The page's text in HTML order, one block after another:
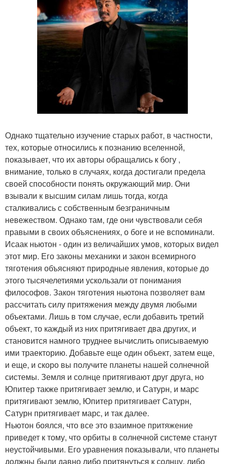
Однако тщательно изучение старых работ, в частности,
тех, которые относились к познанию вселенной,
показывает, что их авторы обращались к богу ,
внимание, только в случаях, когда достигали предела
своей способности понять окружающий мир. Они
взывали к высшим силам лишь тогда, когда
сталкивались с собственным безграничным
невежеством. Однако там, где они чувствовали себя
правыми в своих объяснениях, о боге и не вспоминали.
Исаак ньютон - один из величайших умов, которых видел
этот мир. Его законы механики и закон всемирного
тяготения объясняют природные явления, которые до
этого тысячелетиями ускользали от понимания
философов. Закон тяготения ньютона позволяет вам
рассчитать силу притяжения между двумя любыми
объектами. Лишь в том случае, если добавить третий
объект, то каждый из них притягивает два других, и
становится намного труднее вычислить описываемую
ими траекторию. Добавьте еще один объект, затем еще,
и еще, и скоро вы получите планеты нашей солнечной
системы. Земля и солнце притягивают друг друга, но
Юпитер также притягивает землю, и Сатурн, и марс
притягивают землю, Юпитер притягивает Сатурн,
Сатурн притягивает марс, и так далее.
Ньютон боялся, что все это взаимное притяжение
приведет к тому, что орбиты в солнечной системе станут
неустойчивыми. Его уравнения показывали, что планеты
должны были давно либо притянуться к солнцу, либо